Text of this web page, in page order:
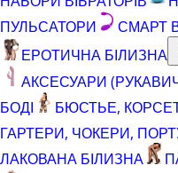
ПУЛЬСАТОРИ
СМАРТ
ЕРОТИЧНА БІЛИЗНА
АКСЕСУАРИ
БОДІ
БЮСТЬЕ,
ГАРТЕРИ, ЧОКЕРИ,
ЛАКОВАНА БІЛИЗНА